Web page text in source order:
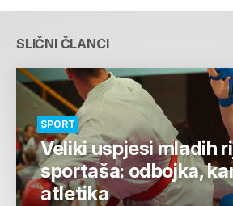
SLIČNI ČLANCI
SPORT
Veliki uspjesi mladih
sportaša: odbojka,
atletika